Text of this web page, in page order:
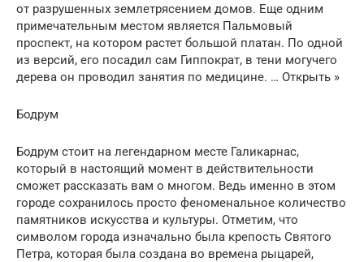
от разрушенных землетрясением домов. Еще одним
примечательным местом является Пальмовый
проспект, на котором растет большой платан. По одной
из версий, его посадил сам Гиппократ, в тени могучего
дерева он проводил занятия по медицине. … Открыть »
Бодрум
Бодрум стоит на легендарном месте Галикарнас,
который в настоящий момент в действительности
сможет рассказать вам о многом. Ведь именно в этом
городе сохранилось просто феноменальное количество
памятников искусства и культуры. Отметим, что
символом города изначально была крепость Святого
Петра, которая была создана во времена рыцарей,